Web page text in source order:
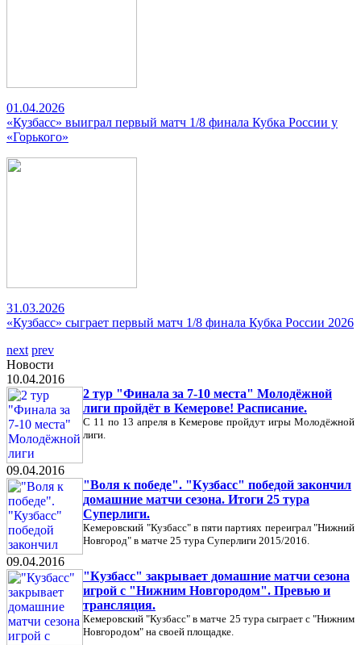
01.04.2026
«Кузбасс» выиграл первый матч 1/8 финала Кубка России у
«Горького»
31.03.2026
«Кузбасс» сыграет первый матч 1/8 финала Кубка России 2026
next prev
Новости
10.04.2016
2 тур "Финала за 7-10 места" Молодёжной
лиги пройдёт в Кемерове! Расписание.
С 11 по 13 апреля в Кемерове пройдут игры Молодёжной
лиги.
09.04.2016
"Воля к победе". "Кузбасс" победой закончил
домашние матчи сезона. Итоги 25 тура
Суперлиги.
Кемеровский "Кузбасс" в пяти партиях переиграл "Нижний
Новгород" в матче 25 тура Суперлиги 2015/2016.
09.04.2016
"Кузбасс" закрывает домашние матчи сезона
игрой с "Нижним Новгородом". Превью и
трансляция.
Кемеровский "Кузбасс" в матче 25 тура сыграет с "Нижним
Новгородом" на своей площадке.